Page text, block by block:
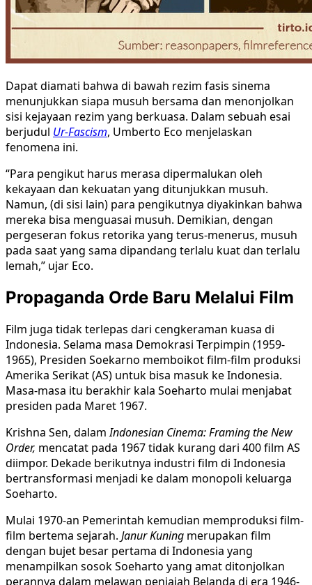
Dapat diamati bahwa di bawah rezim fasis sinema
menunjukkan siapa musuh bersama dan menonjolkan
sisi kejayaan rezim yang berkuasa. Dalam sebuah esai
berjudul Ur-Fascism, Umberto Eco menjelaskan
fenomena ini.
“Para pengikut harus merasa dipermalukan oleh
kekayaan dan kekuatan yang ditunjukkan musuh.
Namun, (di sisi lain) para pengikutnya diyakinkan bahwa
mereka bisa menguasai musuh. Demikian, dengan
pergeseran fokus retorika yang terus-menerus, musuh
pada saat yang sama dipandang terlalu kuat dan terlalu
lemah,” ujar Eco.
Propaganda Orde Baru Melalui Film
Film juga tidak terlepas dari cengkeraman kuasa di
Indonesia. Selama masa Demokrasi Terpimpin (1959-
1965), Presiden Soekarno memboikot film-film produksi
Amerika Serikat (AS) untuk bisa masuk ke Indonesia.
Masa-masa itu berakhir kala Soeharto mulai menjabat
presiden pada Maret 1967.
Krishna Sen, dalamIndonesian Cinema: Framing the New
Order, mencatat pada 1967 tidak kurang dari 400 film AS
diimpor. Dekade berikutnya industri film di Indonesia
bertransformasi menjadi ke dalam monopoli keluarga
Soeharto.
Mulai 1970-an Pemerintah kemudian memproduksi film-
film bertema sejarah. Janur Kuning merupakan film
dengan bujet besar pertama di Indonesia yang
menampilkan sosok Soeharto yang amat ditonjolkan
perannya dalam melawan penjajah Belanda di era 1946-